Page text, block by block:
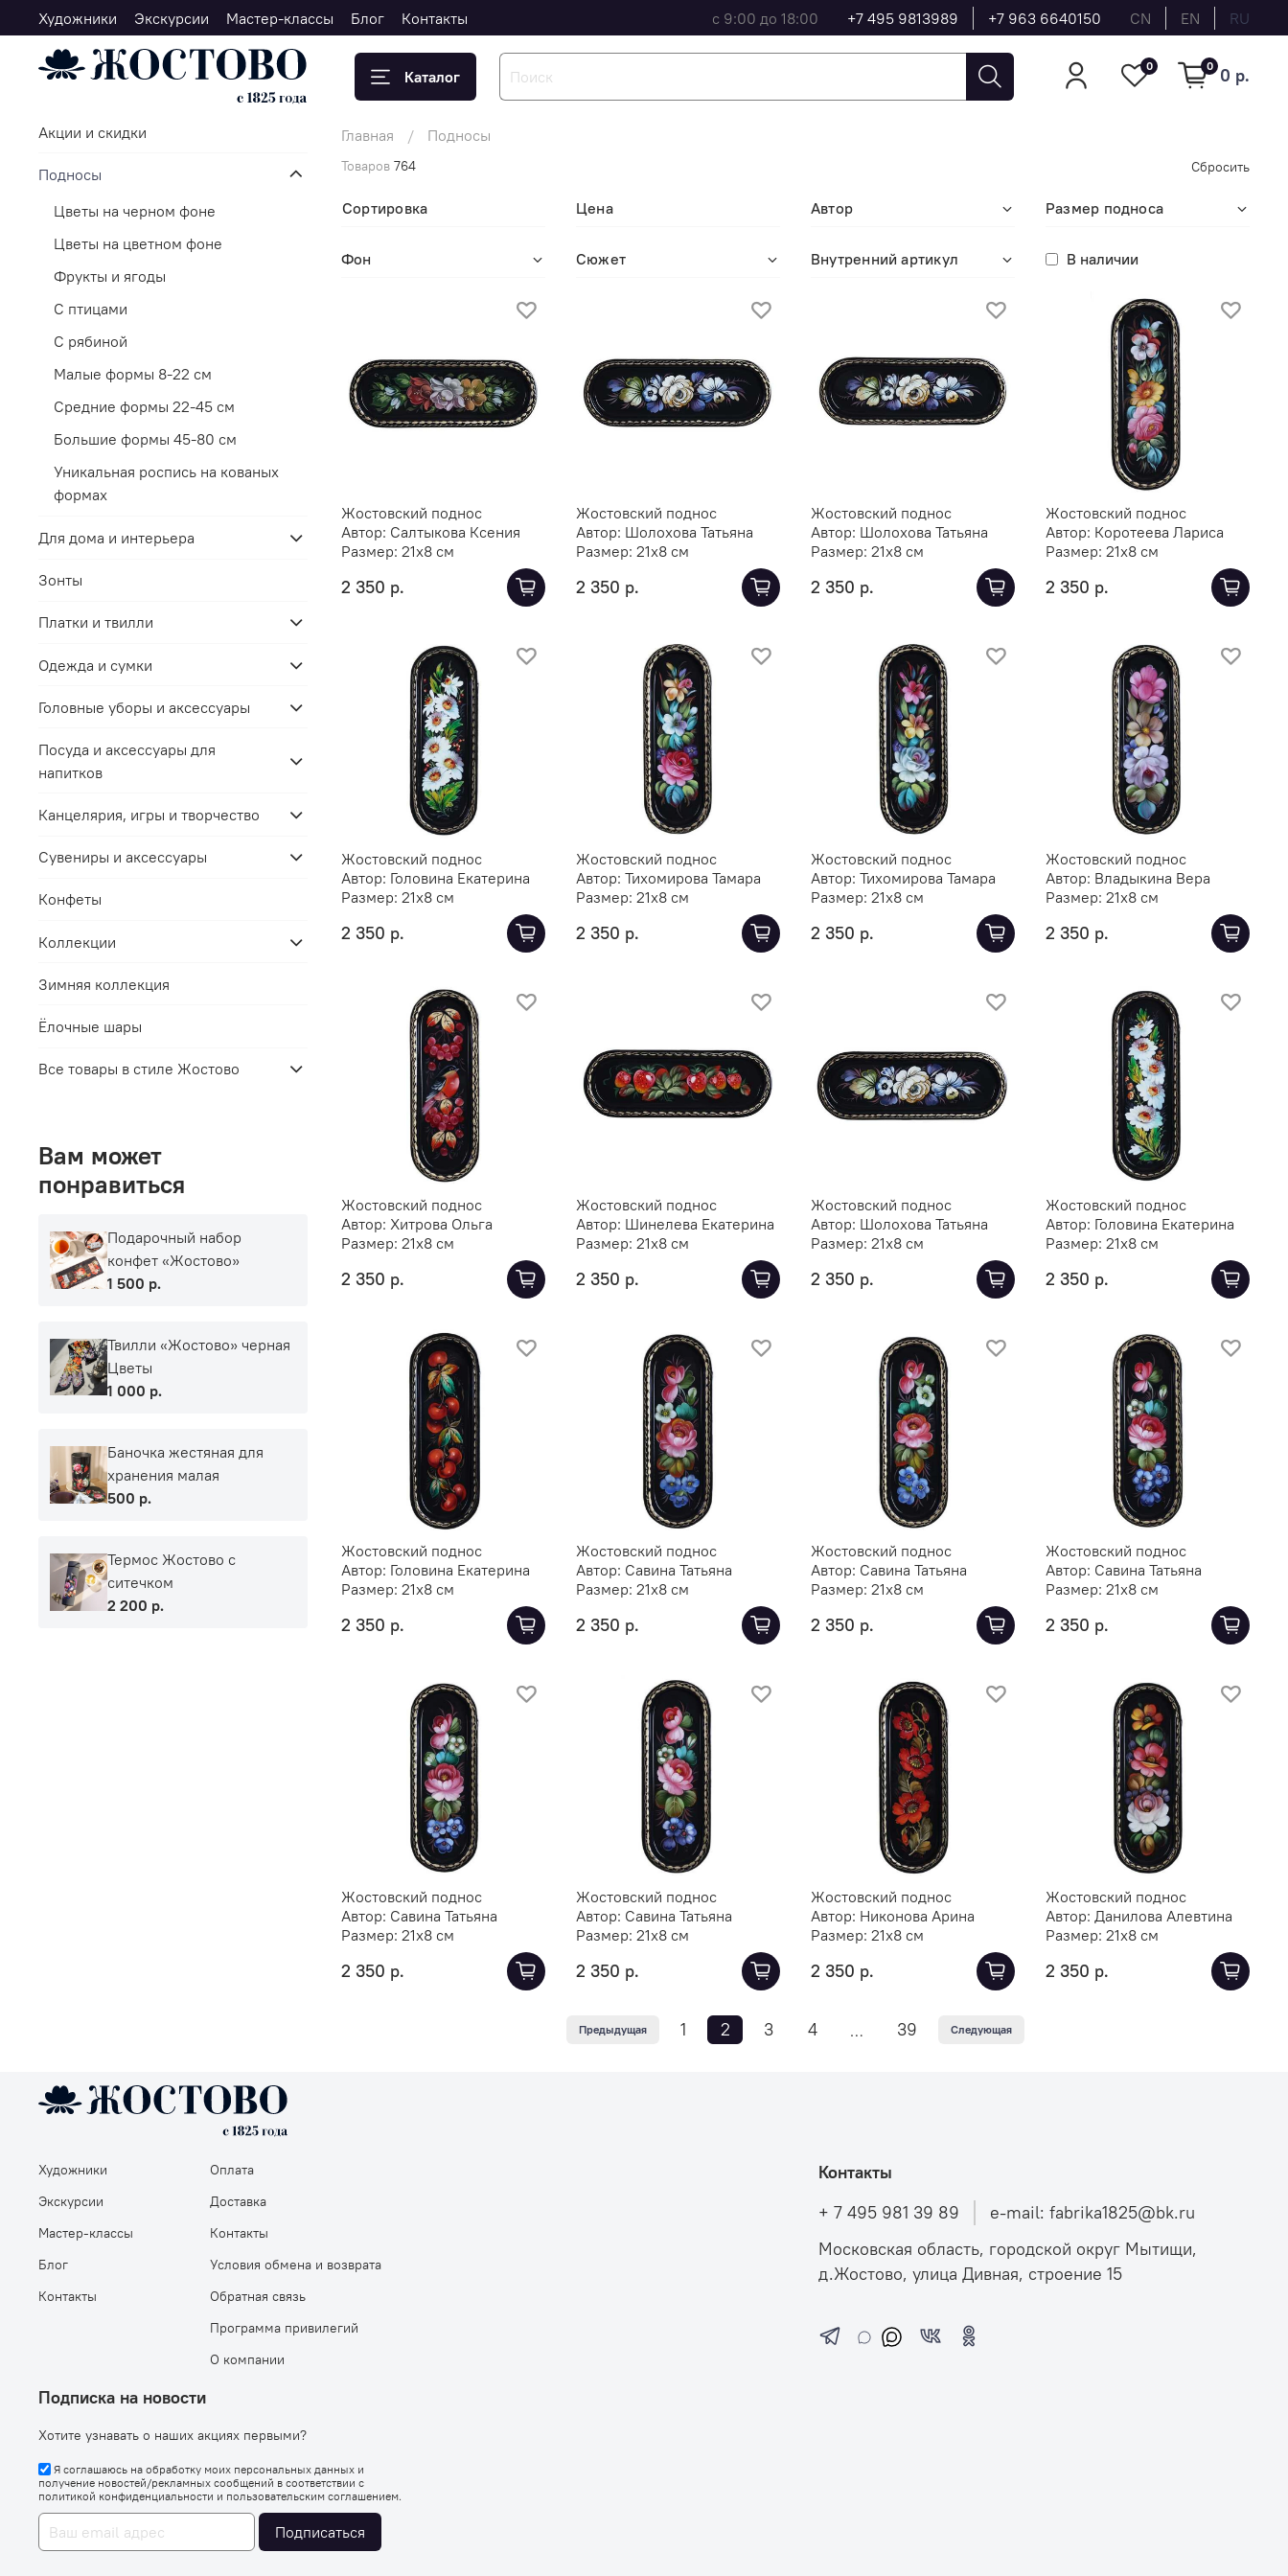
Художники Экскурсии Мастер-классы Блог Контакты с 9:00 до 18:00 +7 495 9813989 +7 963 6640150 CN EN RU
Каталог
0 0 0 р.
Главная Подносы
Товаров 764 Сбросить
Сортировка Цена Автор Размер подноса
Фон Сюжет Внутренний артикул В наличии
Жостовский поднос
Автор: Салтыкова Ксения
Размер: 21х8 см
2 350 р.
Жостовский поднос
Автор: Шолохова Татьяна
Размер: 21х8 см
2 350 р.
Жостовский поднос
Автор: Шолохова Татьяна
Размер: 21х8 см
2 350 р.
Жостовский поднос
Автор: Коротеева Лариса
Размер: 21х8 см
2 350 р.
Жостовский поднос
Автор: Головина Екатерина
Размер: 21х8 см
2 350 р.
Жостовский поднос
Автор: Тихомирова Тамара
Размер: 21х8 см
2 350 р.
Жостовский поднос
Автор: Тихомирова Тамара
Размер: 21х8 см
2 350 р.
Жостовский поднос
Автор: Владыкина Вера
Размер: 21х8 см
2 350 р.
Жостовский поднос
Автор: Хитрова Ольга
Размер: 21х8 см
2 350 р.
Жостовский поднос
Автор: Шинелева Екатерина
Размер: 21х8 см
2 350 р.
Жостовский поднос
Автор: Шолохова Татьяна
Размер: 21х8 см
2 350 р.
Жостовский поднос
Автор: Головина Екатерина
Размер: 21х8 см
2 350 р.
Жостовский поднос
Автор: Головина Екатерина
Размер: 21х8 см
2 350 р.
Жостовский поднос
Автор: Савина Татьяна
Размер: 21х8 см
2 350 р.
Жостовский поднос
Автор: Савина Татьяна
Размер: 21х8 см
2 350 р.
Жостовский поднос
Автор: Савина Татьяна
Размер: 21х8 см
2 350 р.
Жостовский поднос
Автор: Савина Татьяна
Размер: 21х8 см
2 350 р.
Жостовский поднос
Автор: Савина Татьяна
Размер: 21х8 см
2 350 р.
Жостовский поднос
Автор: Никонова Арина
Размер: 21х8 см
2 350 р.
Жостовский поднос
Автор: Данилова Алевтина
Размер: 21х8 см
2 350 р.
Предыдущая 1 2 3 4 … 39 Следующая
Акции и скидки
Подносы
Цветы на черном фоне
Цветы на цветном фоне
Фрукты и ягоды
С птицами
С рябиной
Малые формы 8-22 см
Средние формы 22-45 см
Большие формы 45-80 см
Уникальная роспись на кованых
формах
Для дома и интерьера
Зонты
Платки и твилли
Одежда и сумки
Головные уборы и аксессуары
Посуда и аксессуары для
напитков
Канцелярия, игры и творчество
Сувениры и аксессуары
Конфеты
Коллекции
Зимняя коллекция
Ёлочные шары
Все товары в стиле Жостово
Вам может
понравиться
Подарочный набор
конфет «Жостово»
1 500 р.
Твилли «Жостово» черная
Цветы
1 000 р.
Баночка жестяная для
хранения малая
500 р.
Термос Жостово с
ситечком
2 200 р.
Художники
Экскурсии
Мастер-классы
Блог
Контакты
Оплата
Доставка
Контакты
Условия обмена и возврата
Обратная связь
Программа привилегий
О компании
Подписка на новости
Хотите узнавать о наших акциях первыми?
Я соглашаюсь на обработку моих персональных данных и
получение новостей/рекламных сообщений в соответствии с
политикой конфиденциальности и пользовательским соглашением.
Подписаться
Контакты
+ 7 495 981 39 89
e-mail: fabrika1825@bk.ru
Московская область, городской округ Мытищи,
д.Жостово, улица Дивная, строение 15